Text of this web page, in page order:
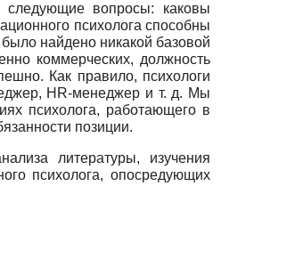
следующие вопросы: каковы
психолога способны
найдено никакой базовой
коммерческих, должность
Как правило, психологи
HR-менеджер и т. д. Мы
психолога, работающего в
позиции.
литературы, изучения
психолога, опосредующих